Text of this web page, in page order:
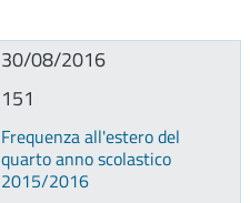
30/08/2016
151
Frequenza all'estero del
quarto anno scolastico
2015/2016